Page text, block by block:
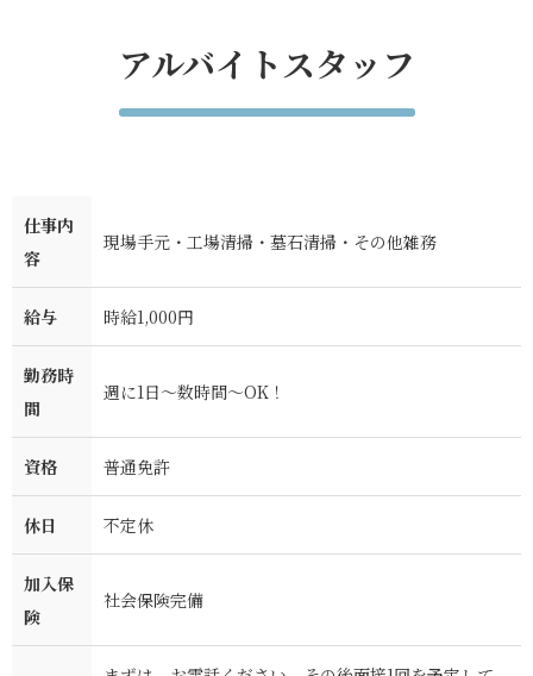
アルバイトスタッフ
仕事内
容
現場手元・工場清掃・墓石清掃・その他雑務
給与 時給1,000円
勤務時
間
週に1日～数時間～OK！
資格 普通免許
休日 不定休
加入保
険
社会保険完備